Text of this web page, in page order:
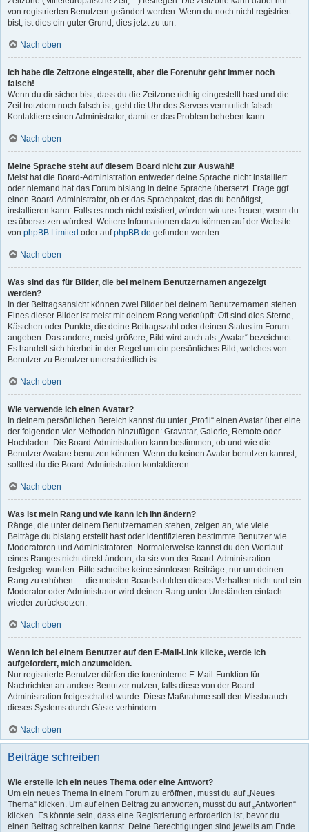
von registrierten Benutzern geändert werden. Wenn du noch nicht registriert
bist, ist dies ein guter Grund, dies jetzt zu tun.
Nach oben
Ich habe die Zeitzone eingestellt, aber die Forenuhr geht immer noch
falsch!
Wenn du dir sicher bist, dass du die Zeitzone richtig eingestellt hast und die
Zeit trotzdem noch falsch ist, geht die Uhr des Servers vermutlich falsch.
Kontaktiere einen Administrator, damit er das Problem beheben kann.
Nach oben
Meine Sprache steht auf diesem Board nicht zur Auswahl!
Meist hat die Board-Administration entweder deine Sprache nicht installiert
oder niemand hat das Forum bislang in deine Sprache übersetzt. Frage ggf.
einen Board-Administrator, ob er das Sprachpaket, das du benötigst,
installieren kann. Falls es noch nicht existiert, würden wir uns freuen, wenn du
es übersetzen würdest. Weitere Informationen dazu können auf der Website
von phpBB Limited oder aufphpBB.de gefunden werden.
Nach oben
Was sind das für Bilder, die bei meinem Benutzernamen angezeigt
werden?
In der Beitragsansicht können zwei Bilder bei deinem Benutzernamen stehen.
Eines dieser Bilder ist meist mit deinem Rang verknüpft: Oft sind dies Sterne,
Kästchen oder Punkte, die deine Beitragszahl oder deinen Status im Forum
angeben. Das andere, meist größere, Bild wird auch als „Avatar“ bezeichnet.
Es handelt sich hierbei in der Regel um ein persönliches Bild, welches von
Benutzer zu Benutzer unterschiedlich ist.
Nach oben
Wie verwende ich einen Avatar?
In deinem persönlichen Bereich kannst du unter „Profil“ einen Avatar über eine
der folgenden vier Methoden hinzufügen: Gravatar, Galerie, Remote oder
Hochladen. Die Board-Administration kann bestimmen, ob und wie die
Benutzer Avatare benutzen können. Wenn du keinen Avatar benutzen kannst,
solltest du die Board-Administration kontaktieren.
Nach oben
Was ist mein Rang und wie kann ich ihn ändern?
Ränge, die unter deinem Benutzernamen stehen, zeigen an, wie viele
Beiträge du bislang erstellt hast oder identifizieren bestimmte Benutzer wie
Moderatoren und Administratoren. Normalerweise kannst du den Wortlaut
eines Ranges nicht direkt ändern, da sie von der Board-Administration
festgelegt wurden. Bitte schreibe keine sinnlosen Beiträge, nur um deinen
Rang zu erhöhen — die meisten Boards dulden dieses Verhalten nicht und ein
Moderator oder Administrator wird deinen Rang unter Umständen einfach
wieder zurücksetzen.
Nach oben
Wenn ich bei einem Benutzer auf den E-Mail-Link klicke, werde ich
aufgefordert, mich anzumelden.
Nur registrierte Benutzer dürfen die foreninterne E-Mail-Funktion für
Nachrichten an andere Benutzer nutzen, falls diese von der Board-
Administration freigeschaltet wurde. Diese Maßnahme soll den Missbrauch
dieses Systems durch Gäste verhindern.
Nach oben
Beiträge schreiben
Wie erstelle ich ein neues Thema oder eine Antwort?
Um ein neues Thema in einem Forum zu eröffnen, musst du auf „Neues
Thema“ klicken. Um auf einen Beitrag zu antworten, musst du auf „Antworten“
klicken. Es könnte sein, dass eine Registrierung erforderlich ist, bevor du
einen Beitrag schreiben kannst. Deine Berechtigungen sind jeweils am Ende